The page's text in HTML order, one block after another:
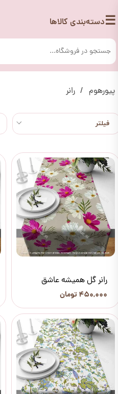
☰دسته‌بندی کالاها
پیورهوم رانر
رانر گل همیشه عاشق
۴۵۰,۰۰۰ تومان